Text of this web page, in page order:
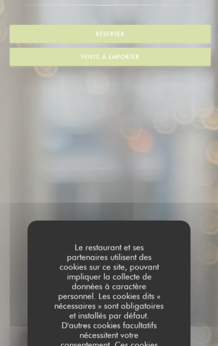
Le restaurant et ses
partenaires utilisent des
cookies sur ce site, pouvant
impliquer la collecte de
données à caractère
personnel. Les cookies dits «
nécessaires » sont obligatoires
et installés par défaut.
D'autres cookies facultatifs
nécessitent votre
RÉSERVER
VENTE À EMPORTER